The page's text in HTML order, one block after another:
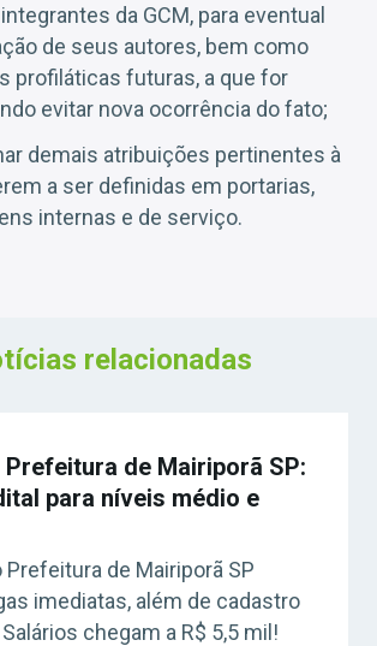
da GCM, para eventual
de seus autores, bem como
profiláticas futuras, a que for
evitar nova ocorrência do fato;
demais atribuições pertinentes à
a ser definidas em portarias,
internas e de serviço.
relacionadas
de Mairiporã SP:
para níveis médio e
de Mairiporã SP
imediatas, além de cadastro
chegam a R$ 5,5 mil!